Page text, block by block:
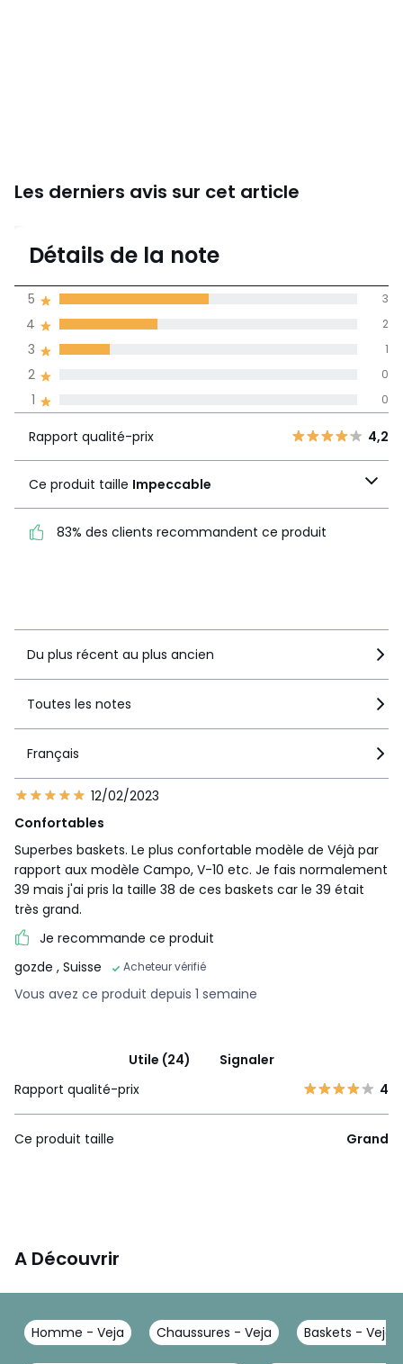
Les derniers avis sur cet article
4,3
de moyenne
obtenue sur
1 0
3 1
4,2
Impeccable
83% des clients
Détails de la note
1 0
2 0
3 1
4 2
5 3
Rapport qualité-prix 4,2
Ce produit taille Impeccable
83% des clients recommandent ce produit
Du plus récent au plus ancien
Toutes les notes
Français
12/02/2023
Confortables
Superbes baskets. Le plus confortable modèle de Véjà par
rapport aux modèle Campo, V-10 etc. Je fais normalement
39 mais j'ai pris la taille 38 de ces baskets car le 39 était
très grand.
Je recommande ce produit
gozde , Suisse Acheteur vérifié
Vous avez ce produit depuis 1 semaine
Utile (24)
Signaler
Rapport qualité-prix
4
Ce produit taille Grand
A Découvrir
Homme - Veja Chaussures - Veja Baskets - Veja